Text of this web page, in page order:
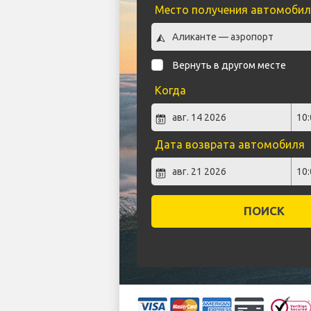
Место получения
Вернуть в другом месте
Когда
Дата возврата автомобиля
ПОИСК